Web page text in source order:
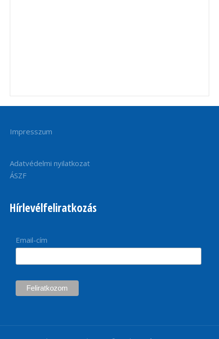
Impresszum
Adatvédelmi nyilatkozat
ÁSZF
Hírlevélfeliratkozás
Email-cím